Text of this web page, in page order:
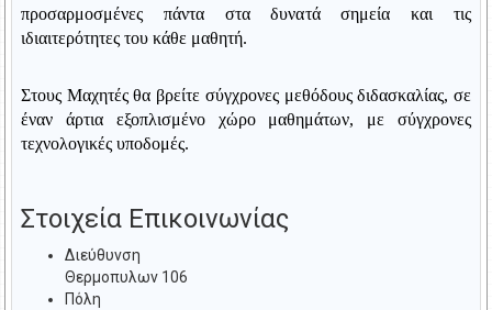
προσαρμοσμένες πάντα στα δυνατά σημεία και τις
ιδιαιτερότητες του κάθε μαθητή.
Στους Μαχητές θα βρείτε σύγχρονες μεθόδους διδασκαλίας, σε
έναν άρτια εξοπλισμένο χώρο μαθημάτων, με σύγχρονες
τεχνολογικές υποδομές.
Στοιχεία Επικοινωνίας
Διεύθυνση
Θερμοπυλων 106
Πόλη